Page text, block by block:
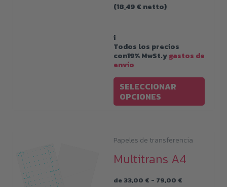
(18,49€ netto)
i
Todos los precios
con19% MwSt.ygastos de
envío
SELECCIONAR
OPCIONES
Este
Papeles de transferencia
Multitrans A4
de 33,00 € - 79,00 €